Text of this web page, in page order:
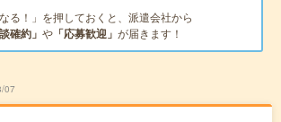
なる！」を押しておくと、派遣会社から
確約」 や 「応募歓迎」 が届きます！
07